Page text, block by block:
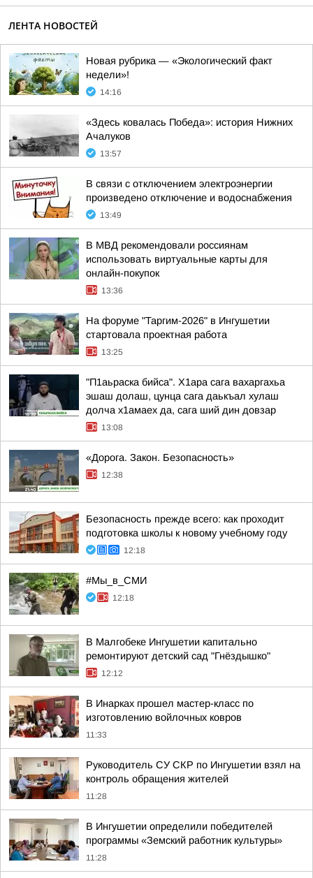
ЛЕНТА НОВОСТЕЙ
Новая рубрика — «Экологический факт
недели»!
14:16
«Здесь ковалась Победа»: история Нижних
Ачалуков
13:57
В связи с отключением электроэнергии
произведено отключение и водоснабжения
13:49
В МВД рекомендовали россиянам
использовать виртуальные карты для
онлайн-покупок
13:36
На форуме "Таргим-2026" в Ингушетии
стартовала проектная работа
13:25
"П1аьраска бийса". Х1ара сага вахаргахьа
эшаш долаш, цунца сага даькъал хулаш
долча х1амаех да, сага ший дин довзар
13:08
«Дорога. Закон. Безопасность»
12:38
Безопасность прежде всего: как проходит
подготовка школы к новому учебному году
12:18
#Мы_в_СМИ
12:18
В Малгобеке Ингушетии капитально
ремонтируют детский сад "Гнёздышко"
12:12
В Инарках прошел мастер-класс по
изготовлению войлочных ковров
11:33
Руководитель СУ СКР по Ингушетии взял на
контроль обращения жителей
11:28
В Ингушетии определили победителей
программы «Земский работник культуры»
11:28